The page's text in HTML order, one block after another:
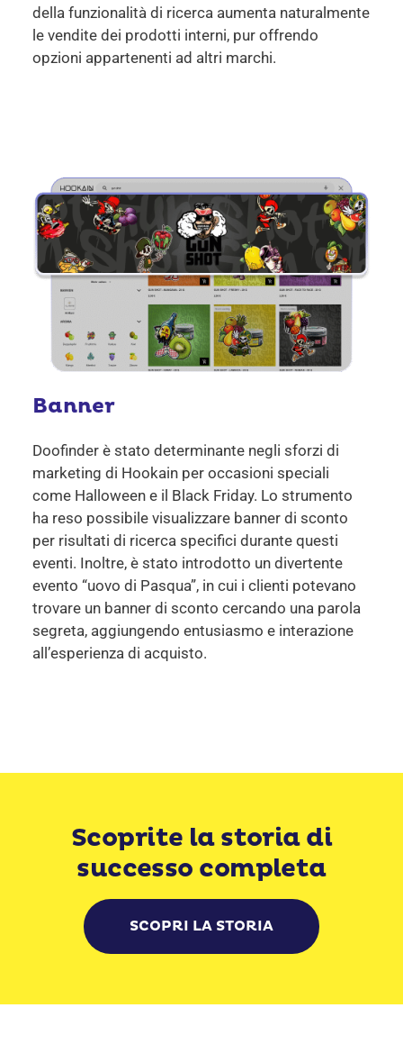
della funzionalità di ricerca aumenta naturalmente
le vendite dei prodotti interni, pur offrendo
opzioni appartenenti ad altri marchi.
Banner
Doofinder è stato determinante negli sforzi di
marketing di Hookain per occasioni speciali
come Halloween e il Black Friday. Lo strumento
ha reso possibile visualizzare banner di sconto
per risultati di ricerca specifici durante questi
eventi. Inoltre, è stato introdotto un divertente
evento “uovo di Pasqua”, in cui i clienti potevano
trovare un banner di sconto cercando una parola
segreta, aggiungendo entusiasmo e interazione
all’esperienza di acquisto.
Scoprite la storia di
successo completa
SCOPRI LA STORIA